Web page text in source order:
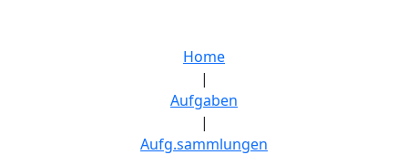
Home
|
Aufgaben
|
Aufg.sammlungen